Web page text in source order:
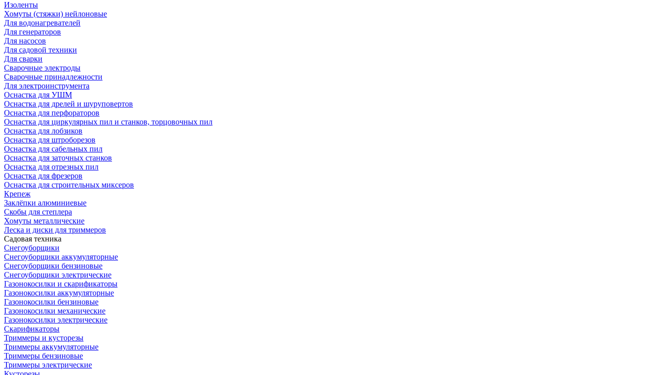
Изоленты
Хомуты (стяжки) нейлоновые
Для водонагревателей
Для генераторов
Для насосов
Для садовой техники
Для сварки
Сварочные электроды
Сварочные принадлежности
Для электроинструмента
Оснастка для УШМ
Оснастка для дрелей и шуруповертов
Оснастка для перфораторов
Оснастка для циркулярных пил и станков, торцовочных пил
Оснастка для лобзиков
Оснастка для штроборезов
Оснастка для сабельных пил
Оснастка для заточных станков
Оснастка для отрезных пил
Оснастка для фрезеров
Оснастка для строительных миксеров
Крепеж
Заклёпки алюминиевые
Скобы для степлера
Хомуты металлические
Леска и диски для триммеров
Садовая техника
Снегоуборщики
Снегоуборщики аккумуляторные
Снегоуборщики бензиновые
Снегоуборщики электрические
Газонокосилки и скарификаторы
Газонокосилки аккумуляторные
Газонокосилки бензиновые
Газонокосилки механические
Газонокосилки электрические
Скарификаторы
Триммеры и кусторезы
Триммеры аккумуляторные
Триммеры бензиновые
Триммеры электрические